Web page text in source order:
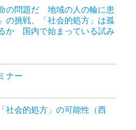
の問題だ 地域の人の輪に患
の挑戦、「社会的処方」は孤
か 国内で始まっている試み
ナー
社会的処方」の可能性（西